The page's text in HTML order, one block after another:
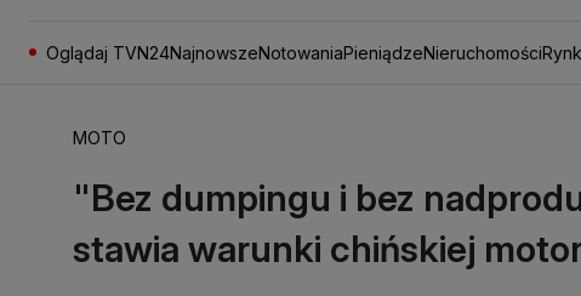
Oglądaj TVN24NajnowszeNotowaniaPieniądzeNieruchomości
MOTO
"Bez dumpingu i bez
stawia warunki chińskiej